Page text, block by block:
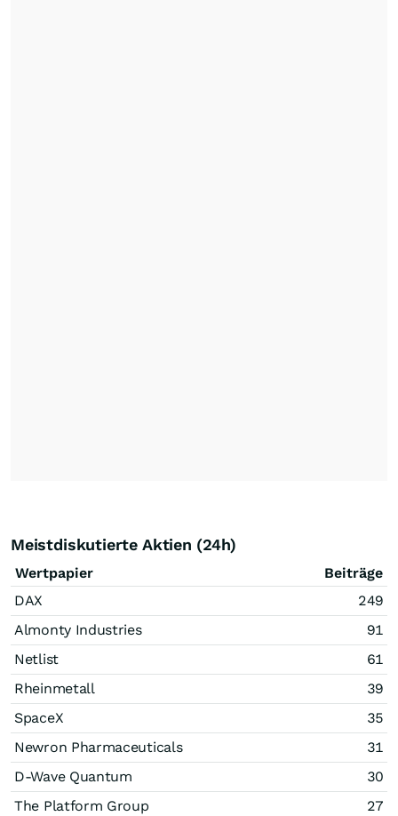
Meistdiskutierte Aktien (24h)
Wertpapier
Beiträge
DAX
249
Almonty Industries
91
Netlist
61
Rheinmetall
39
SpaceX
35
Newron Pharmaceuticals
31
D-Wave Quantum
30
The Platform Group
27